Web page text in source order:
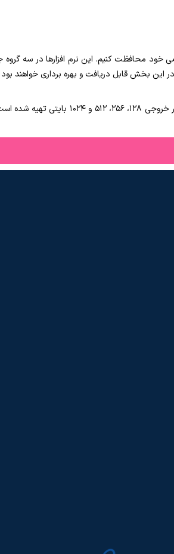
محافظت کنیم. این نرم افزارها در سه گروه
این بخش قابل دریافت و بهره برداری خواهند بود
این نرم افزار برای تولید هش یک